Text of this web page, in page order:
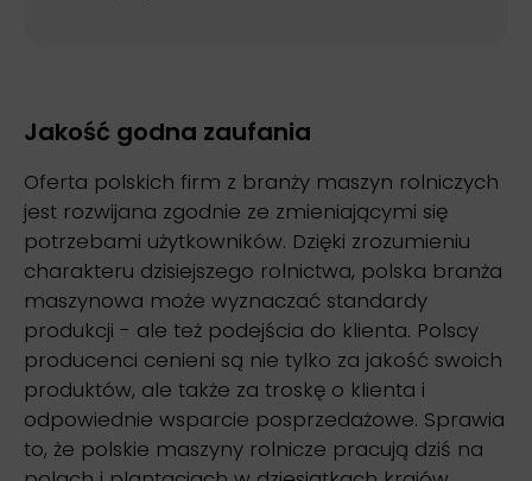
Jakość godna zaufania
Oferta polskich firm z branży maszyn rolniczych
jest rozwijana zgodnie ze zmieniającymi się
potrzebami użytkowników. Dzięki zrozumieniu
charakteru dzisiejszego rolnictwa, polska branża
maszynowa może wyznaczać standardy
produkcji - ale też podejścia do klienta. Polscy
producenci cenieni są nie tylko za jakość swoich
produktów, ale także za troskę o klienta i
odpowiednie wsparcie posprzedażowe. Sprawia
to, że polskie maszyny rolnicze pracują dziś na